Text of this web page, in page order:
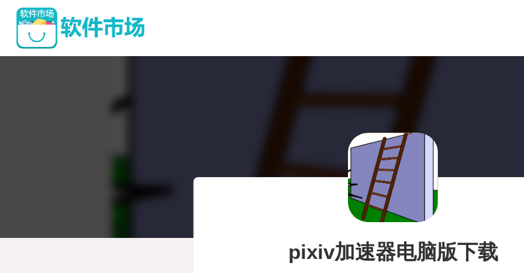
pixiv加速器电脑版下载